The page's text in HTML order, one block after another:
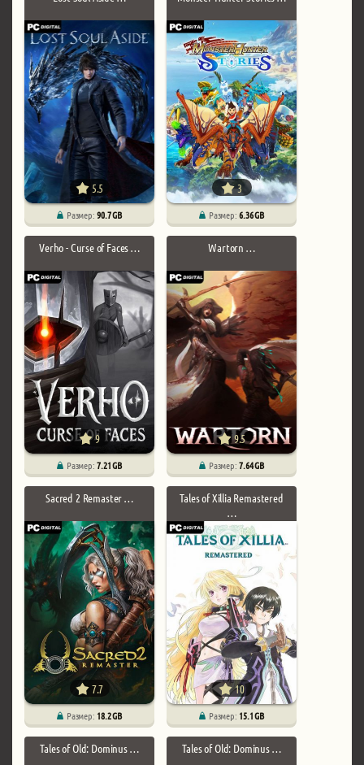
5.5
Размер:90.7 GB
3
Размер:6.36 GB
Verho - Curse of Faces …
9
Размер:7.21 GB
Wartorn …
9.5
Размер:7.64 GB
Sacred 2 Remaster …
7.7
Размер: 18.2 GB
Tales of Xillia Remastered
…
10
Размер: 15.1 GB
Tales of Old: Dominus … Tales of Old: Dominus …